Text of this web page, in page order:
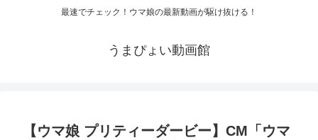
最速でチェック！ウマ娘の最新動画が駆け抜ける！
うまぴょい動画館
【ウマ娘 プリティーダービー】CM「ウマ